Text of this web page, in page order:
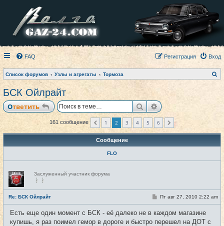
FAQ Вход
Регистрация
Список форумов Узлы и агрегаты Тормоза
о
БСК Ойлрайт
Ответить ПоискРасширенный
161 сообщение Пред.
1 2 3 4 5 6 След.
Сообщение
FLO
Н
е
в
с
е
т
и
Заслуженный участник форума
Re: БСК Ойлрайт #31
С
б
щ
Пт авг 27, 2010 2:22 am
Есть еще один момент с БСК - её далеко не в каждом магазине
купишь, я раз поимел гемор в дороге и быстро перешел на ДОТ с